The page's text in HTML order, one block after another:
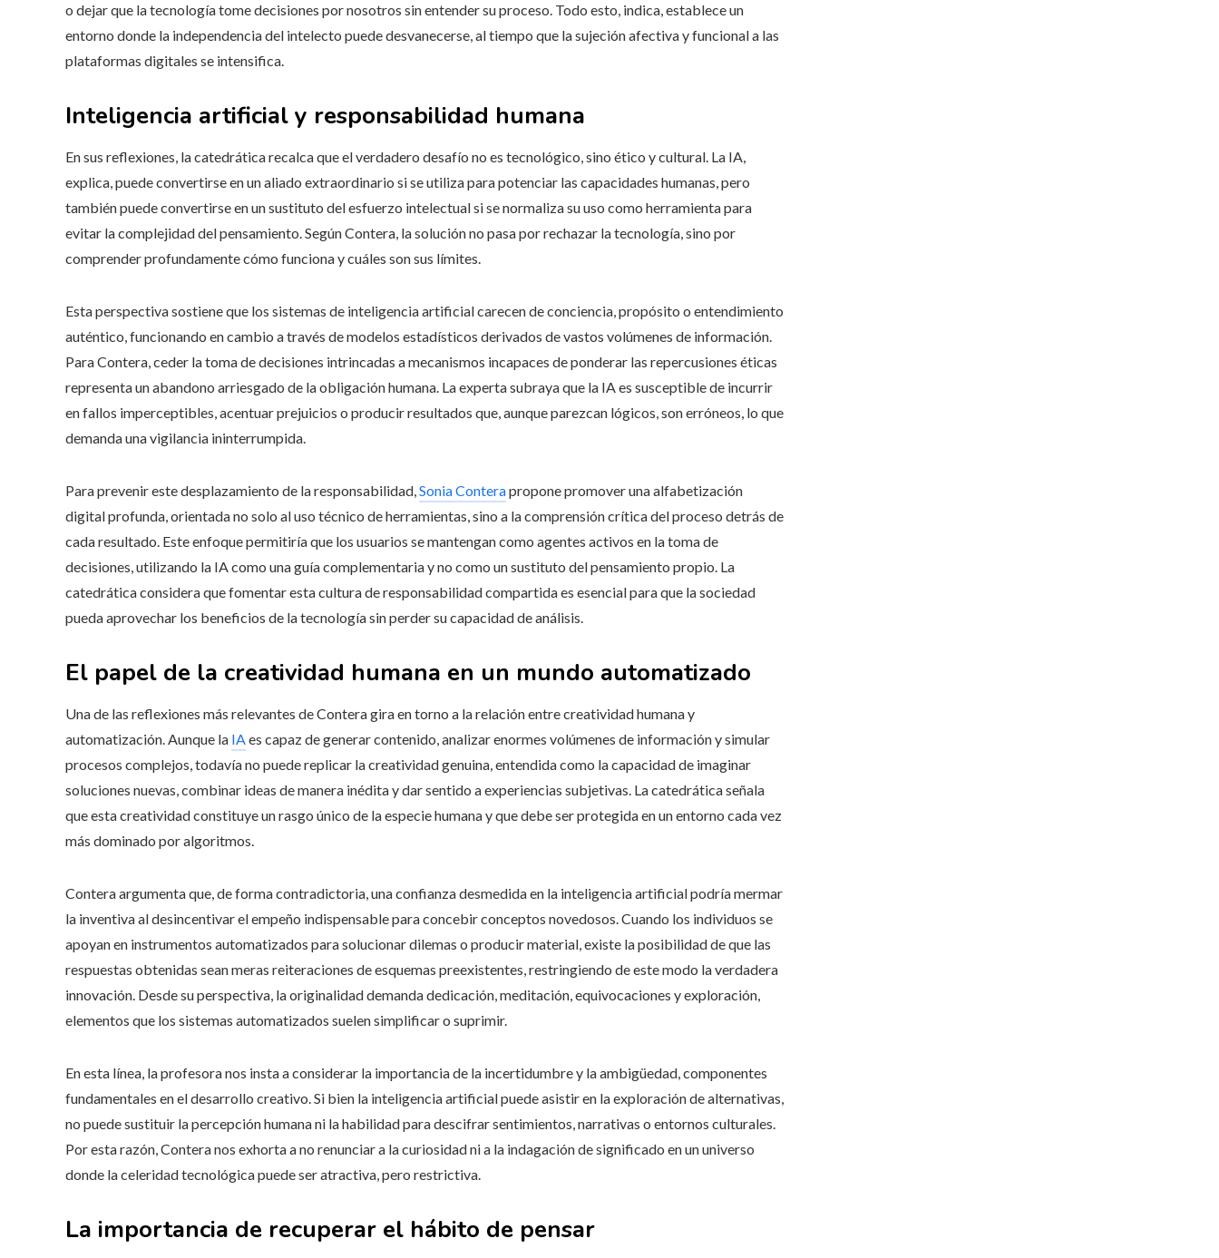
o dejar que la tecnología tome decisiones por nosotros sin entender su proceso. Todo esto, indica, establece un
entorno donde la independencia del intelecto puede desvanecerse, al tiempo que la sujeción afectiva y funcional a las
plataformas digitales se intensifica.
Inteligencia artificial y responsabilidad humana
En sus reflexiones, la catedrática recalca que el verdadero desafío no es tecnológico, sino ético y cultural. La IA,
explica, puede convertirse en un aliado extraordinario si se utiliza para potenciar las capacidades humanas, pero
también puede convertirse en un sustituto del esfuerzo intelectual si se normaliza su uso como herramienta para
evitar la complejidad del pensamiento. Según Contera, la solución no pasa por rechazar la tecnología, sino por
comprender profundamente cómo funciona y cuáles son sus límites.
Esta perspectiva sostiene que los sistemas de inteligencia artificial carecen de conciencia, propósito o entendimiento
auténtico, funcionando en cambio a través de modelos estadísticos derivados de vastos volúmenes de información.
Para Contera, ceder la toma de decisiones intrincadas a mecanismos incapaces de ponderar las repercusiones éticas
representa un abandono arriesgado de la obligación humana. La experta subraya que la IA es susceptible de incurrir
en fallos imperceptibles, acentuar prejuicios o producir resultados que, aunque parezcan lógicos, son erróneos, lo que
demanda una vigilancia ininterrumpida.
Para prevenir este desplazamiento de la responsabilidad,Sonia Conterapropone promover una alfabetización
digital profunda, orientada no solo al uso técnico de herramientas, sino a la comprensión crítica del proceso detrás de
cada resultado. Este enfoque permitiría que los usuarios se mantengan como agentes activos en la toma de
decisiones, utilizando la IA como una guía complementaria y no como un sustituto del pensamiento propio. La
catedrática considera que fomentar esta cultura de responsabilidad compartida es esencial para que la sociedad
pueda aprovechar los beneficios de la tecnología sin perder su capacidad de análisis.
El papel de la creatividad humana en un mundo automatizado
Una de las reflexiones más relevantes de Contera gira en torno a la relación entre creatividad humana y
automatización. Aunque la IAes capaz de generar contenido, analizar enormes volúmenes de información y simular
procesos complejos, todavía no puede replicar la creatividad genuina, entendida como la capacidad de imaginar
soluciones nuevas, combinar ideas de manera inédita y dar sentido a experiencias subjetivas. La catedrática señala
que esta creatividad constituye un rasgo único de la especie humana y que debe ser protegida en un entorno cada vez
más dominado por algoritmos.
Contera argumenta que, de forma contradictoria, una confianza desmedida en la inteligencia artificial podría mermar
la inventiva al desincentivar el empeño indispensable para concebir conceptos novedosos. Cuando los individuos se
apoyan en instrumentos automatizados para solucionar dilemas o producir material, existe la posibilidad de que las
respuestas obtenidas sean meras reiteraciones de esquemas preexistentes, restringiendo de este modo la verdadera
innovación. Desde su perspectiva, la originalidad demanda dedicación, meditación, equivocaciones y exploración,
elementos que los sistemas automatizados suelen simplificar o suprimir.
En esta línea, la profesora nos insta a considerar la importancia de la incertidumbre y la ambigüedad, componentes
fundamentales en el desarrollo creativo. Si bien la inteligencia artificial puede asistir en la exploración de alternativas,
no puede sustituir la percepción humana ni la habilidad para descifrar sentimientos, narrativas o entornos culturales.
Por esta razón, Contera nos exhorta a no renunciar a la curiosidad ni a la indagación de significado en un universo
donde la celeridad tecnológica puede ser atractiva, pero restrictiva.
La importancia de recuperar el hábito de pensar